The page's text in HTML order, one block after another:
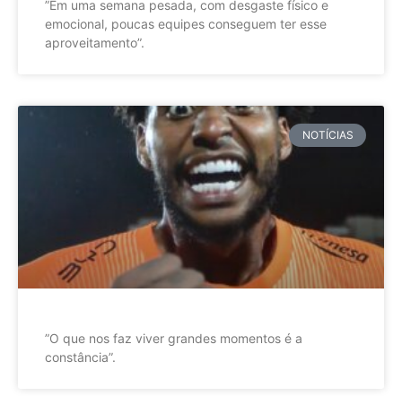
”Em uma semana pesada, com desgaste físico e
emocional, poucas equipes conseguem ter esse
aproveitamento”.
NOTÍCIAS
”O que nos faz viver grandes momentos é a
constância”.